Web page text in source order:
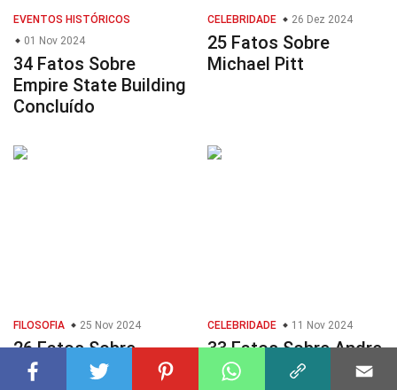
EVENTOS HISTÓRICOS
01 Nov 2024
34 Fatos Sobre
Empire State Building
Concluído
CELEBRIDADE 26 Dez 2024
25 Fatos Sobre
Michael Pitt
FILOSOFIA 25 Nov 2024
26 Fatos Sobre
Librepensamento
CELEBRIDADE 11 Nov 2024
33 Fatos Sobre Andre
Royo